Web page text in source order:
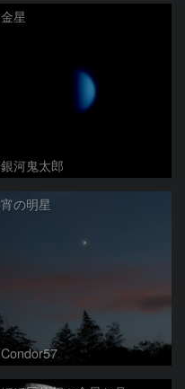
金星
銀河鬼太郎
宵の明星
Condor57